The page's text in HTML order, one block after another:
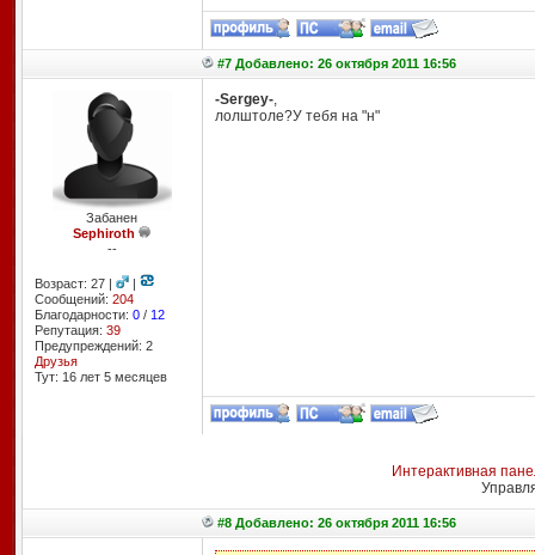
#7 Добавлено: 26 октября 2011 16:56
Забанен
Sephiroth
--
Возраст: 27 |
|
Сообщений: 204
Благодарности: 0/ 12
Репутация: 39
Предупреждений: 2
Друзья
Тут: 16 лет 5 месяцев
-Sergey-,
лолштоле?У тебя на "н"
Интерактивная
#8 Добавлено: 26 октября 2011 16:56